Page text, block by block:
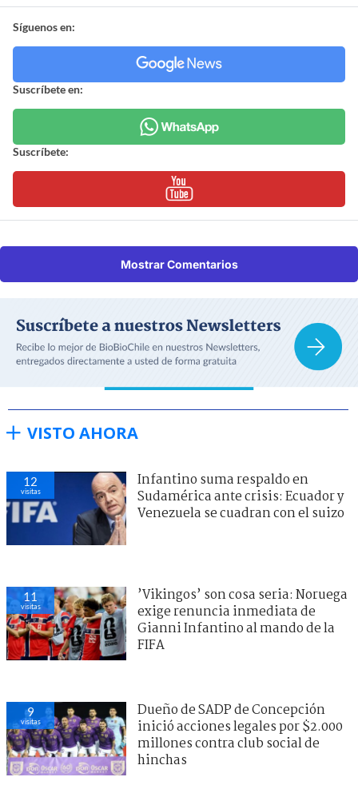
Síguenos en:
Suscríbete en:
Suscríbete:
Mostrar Comentarios
VISTO AHORA
12
visitas
Infantino suma respaldo en
Sudamérica ante crisis: Ecuador y
Venezuela se cuadran con el suizo
11
visitas
’Vikingos’ son cosa seria: Noruega
exige renuncia inmediata de
Gianni Infantino al mando de la
FIFA
9
visitas
Dueño de SADP de Concepción
inició acciones legales por $2.000
millones contra club social de
hinchas